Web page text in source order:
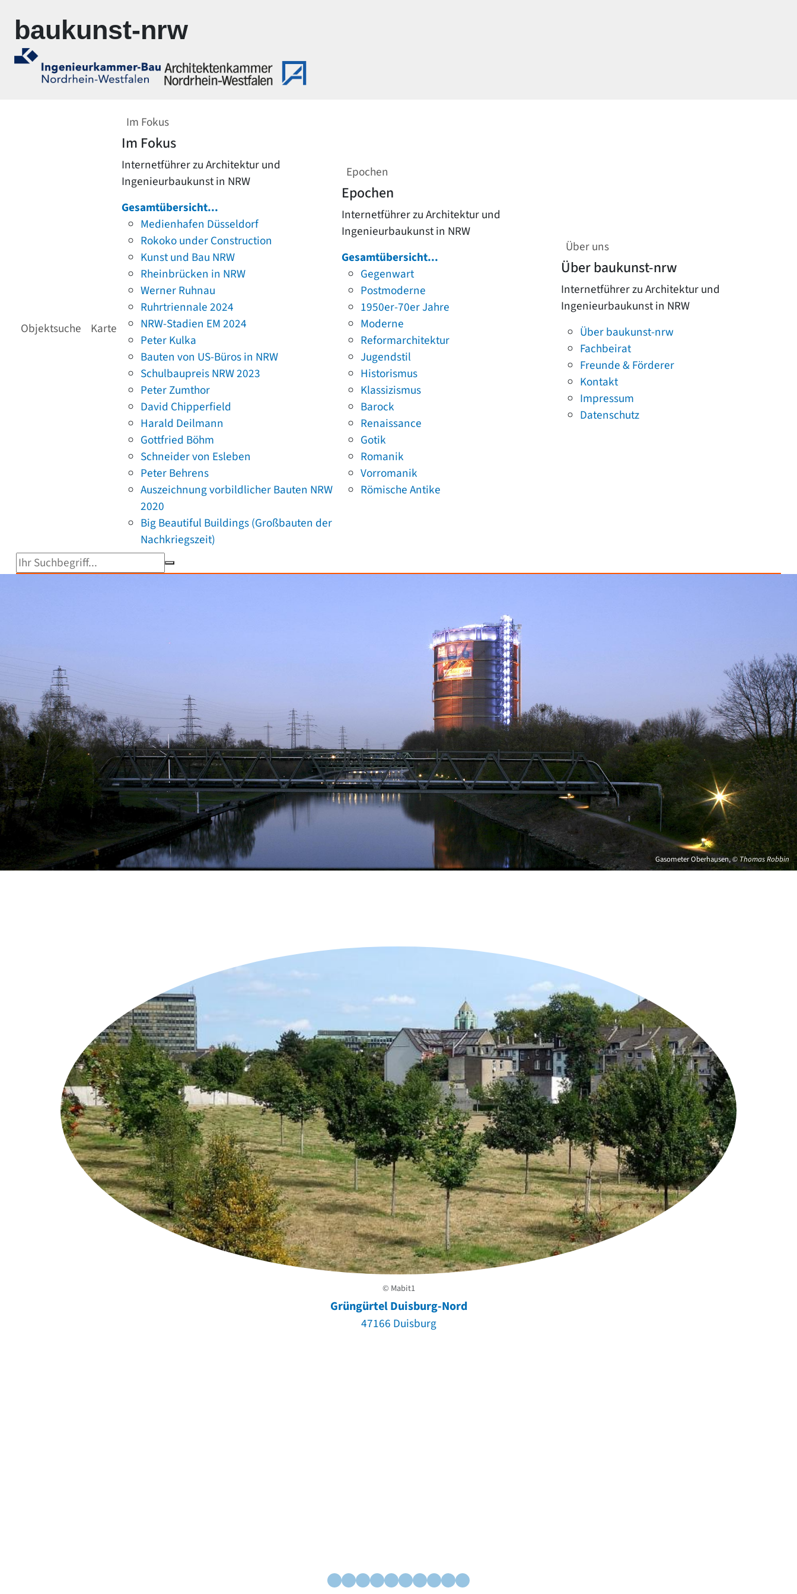
baukunst-nrw
Objektsuche Karte
Im Fokus
Im Fokus
Internetführer zu Architektur und
Ingenieurbaukunst in NRW
Gesamtübersicht...
Medienhafen Düsseldorf
Rokoko under Construction
Kunst und Bau NRW
Rheinbrücken in NRW
Werner Ruhnau
Ruhrtriennale 2024
NRW-Stadien EM 2024
Peter Kulka
Bauten von US-Büros in NRW
Schulbaupreis NRW 2023
Peter Zumthor
David Chipperfield
Harald Deilmann
Gottfried Böhm
Schneider von Esleben
Peter Behrens
Auszeichnung vorbildlicher Bauten NRW
2020
Big Beautiful Buildings (Großbauten der
Nachkriegszeit)
Epochen
Epochen
Internetführer zu Architektur und
Ingenieurbaukunst in NRW
Gesamtübersicht...
Gegenwart
Postmoderne
1950er-70er Jahre
Moderne
Reformarchitektur
Jugendstil
Historismus
Klassizismus
Barock
Renaissance
Gotik
Romanik
Vorromanik
Römische Antike
Über uns
Über baukunst-nrw
Internetführer zu Architektur und
Ingenieurbaukunst in NRW
Über baukunst-nrw
Fachbeirat
Freunde & Förderer
Kontakt
Impressum
Datenschutz
Suchbegriff eingeben
Gasometer Oberhausen,© Thomas Robbin
© Mabit1
Grüngürtel Duisburg-Nord
47166 Duisburg